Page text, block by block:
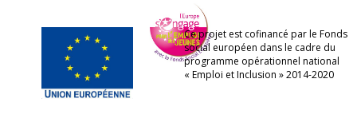
Ce projet est cofinancé par le Fonds
social européen dans le cadre du
programme opérationnel national
« Emploi et Inclusion » 2014-2020